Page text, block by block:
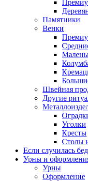
Памятники
Венки
Швейная
Другие
Уголки
Кресты
Столы
Если случилась
Урны и
Урны
Оформление